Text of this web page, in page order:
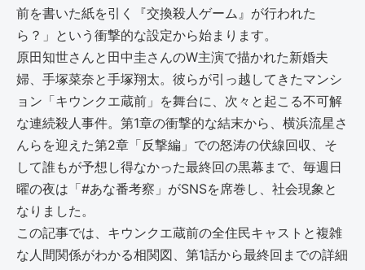
前を書いた紙を引く『交換殺人ゲーム』が行われた
ら？」という衝撃的な設定から始まります。
原田知世さんと田中圭さんのW主演で描かれた新婚夫
婦、手塚菜奈と手塚翔太。彼らが引っ越してきたマンシ
ョン「キウンクエ蔵前」を舞台に、次々と起こる不可解
な連続殺人事件。第1章の衝撃的な結末から、横浜流星さ
んらを迎えた第2章「反撃編」での怒涛の伏線回収、そ
して誰もが予想し得なかった最終回の黒幕まで、毎週日
曜の夜は「#あな番考察」がSNSを席巻し、社会現象と
なりました。
この記事では、キウンクエ蔵前の全住民キャストと複雑
な人間関係がわかる相関図、第1話から最終回までの詳細